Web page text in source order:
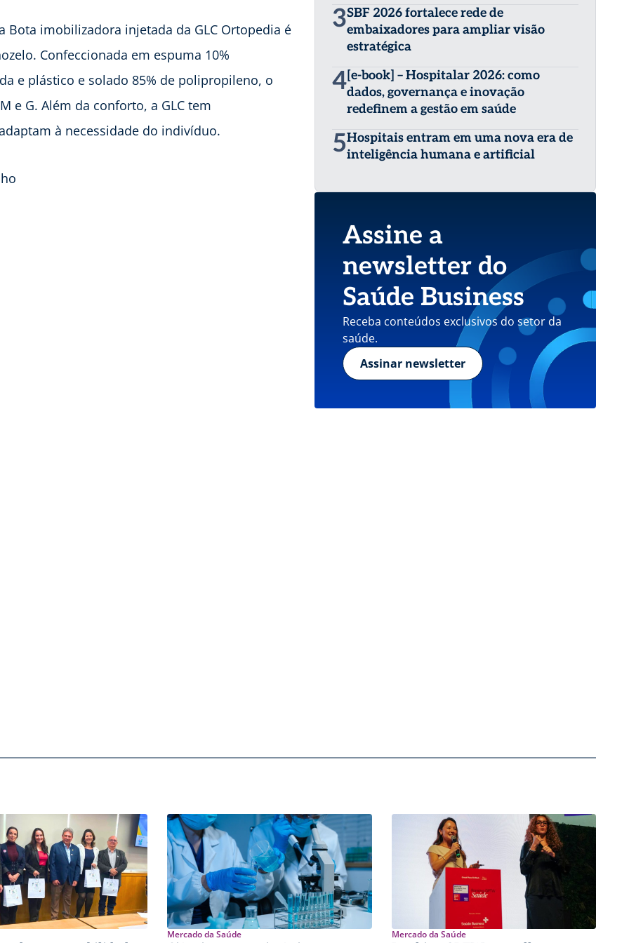
imobilizadora injetada da GLC Ortopedia é
Confeccionada em espuma 10%
e plástico e solado 85% de polipropileno, o
e G. Além da conforto, a GLC tem
à necessidade do indivíduo.
3SBF 2026 fortalece rede de
embaixadores para ampliar visão
estratégica
4[e-book] – Hospitalar 2026: como
dados, governança e inovação
redefinem a gestão em saúde
5Hospitais entram em uma nova era de
inteligência humana e artificial
Assine a
newsletter do
Saúde Business
Receba conteúdos exclusivos do setor da
saúde.
Assinar newsletter
Mercado da Saúde Mercado da Saúde